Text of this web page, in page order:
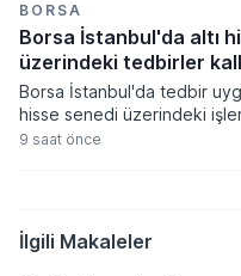
yapısal olarak nato
savunmayı içeren 5.
mahiyette olduğunu ifade
BORSA
Borsa İstanbul'da altı
üzerindeki tedbirler
Borsa İstanbul'da tedbir
hisse senedi üzerindeki
yeni haftada kademeli olarak
ilgili paylarda normal işlem
dönecek.
9 saat önce
İlgili Makaleler